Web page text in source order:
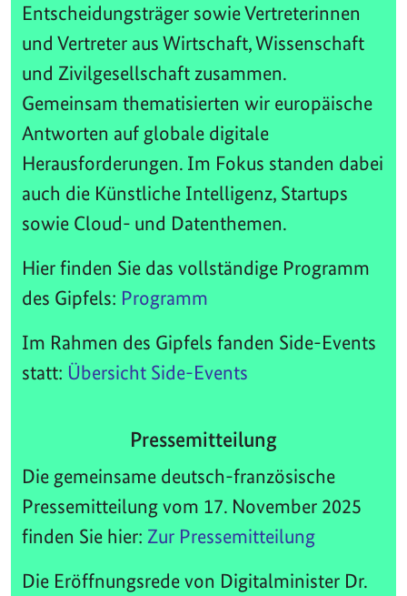
Entscheidungsträger sowie Vertreterinnen
und Vertreter aus Wirtschaft, Wissenschaft
und Zivilgesellschaft zusammen.
Gemeinsam thematisierten wir europäische
Antworten auf globale digitale
Herausforderungen. Im Fokus standen dabei
auch die Künstliche Intelligenz, Startups
sowie Cloud- und Datenthemen.
Hier finden Sie das vollständige Programm
des Gipfels: Programm
Im Rahmen des Gipfels fanden Side-Events
statt: Übersicht Side-Events
Pressemitteilung
Die gemeinsame deutsch-französische
Pressemitteilung vom 17. November 2025
finden Sie hier: Zur Pressemitteilung
Die Eröffnungsrede von Digitalminister Dr.